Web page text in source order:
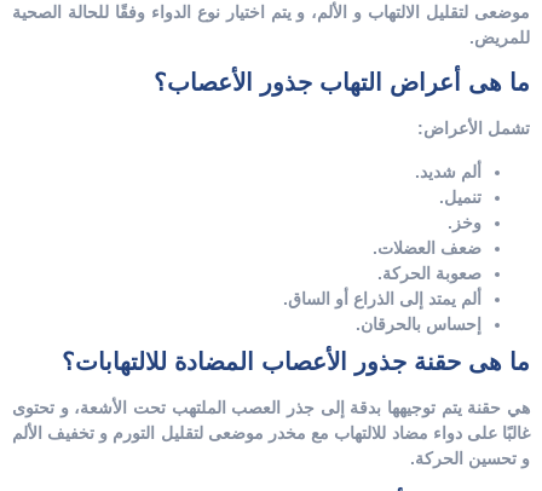
موضعى لتقليل الالتهاب و الألم، و يتم اختيار نوع الدواء وفقًا للحالة الصحية
للمريض.
ما هى أعراض التهاب جذور الأعصاب؟
تشمل الأعراض:
ألم شديد.
تنميل.
وخز.
ضعف العضلات.
صعوبة الحركة.
ألم يمتد إلى الذراع أو الساق.
إحساس بالحرقان.
ما هى حقنة جذور الأعصاب المضادة للالتهابات؟
هي حقنة يتم توجيهها بدقة إلى جذر العصب الملتهب تحت الأشعة، و تحتوى
غالبًا على دواء مضاد للالتهاب مع مخدر موضعى لتقليل التورم و تخفيف الألم
و تحسين الحركة.